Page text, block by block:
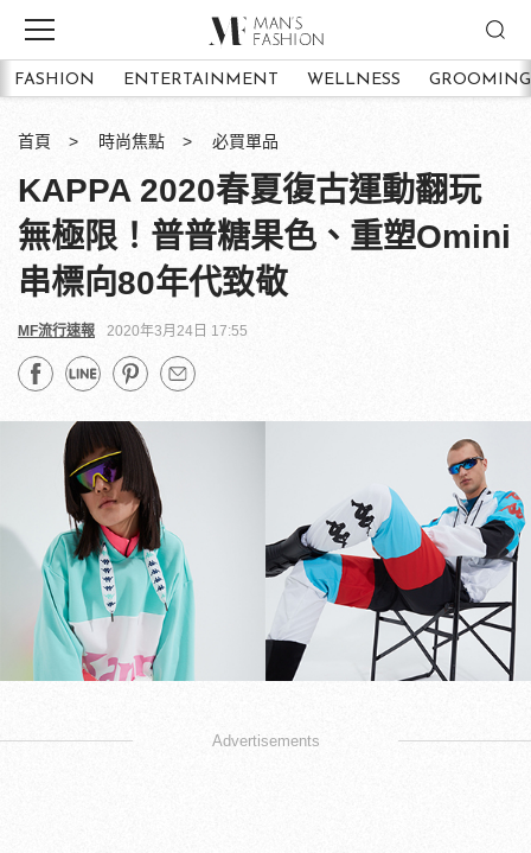
FASHION ENTERTAINMENT WELLNESS GROOMING
首頁 時尚焦點 必買單品
KAPPA 2020春夏復古運動翻玩
無極限！普普糖果色、重塑Omini
串標向80年代致敬
MF流行速報 2020年3月24日 17:55
Advertisements